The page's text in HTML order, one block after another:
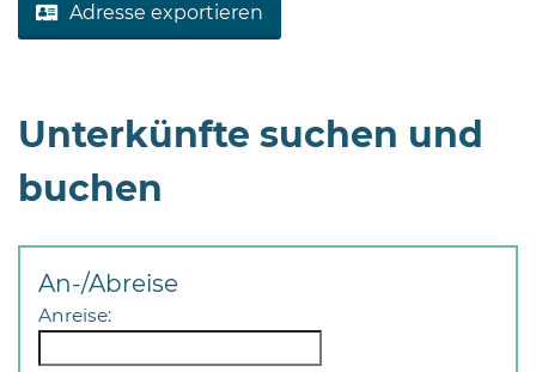
Adresse exportieren
Unterkünfte suchen und
buchen
An-/Abreise
Anreise: